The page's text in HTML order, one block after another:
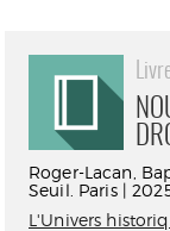
Roger-Lacan,
Seuil. Paris |
L'Univers